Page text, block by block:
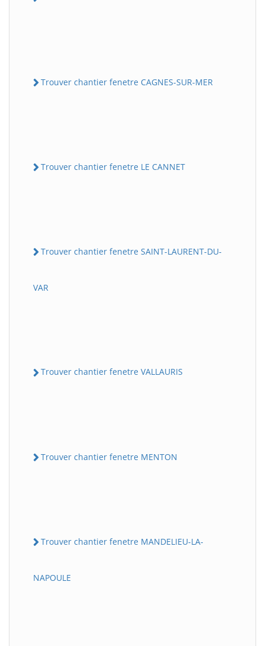
Trouver chantier fenetre CAGNES-SUR-MER
Trouver chantier fenetre LE CANNET
Trouver chantier fenetre SAINT-LAURENT-DU-
VAR
Trouver chantier fenetre VALLAURIS
Trouver chantier fenetre MENTON
Trouver chantier fenetre MANDELIEU-LA-
NAPOULE